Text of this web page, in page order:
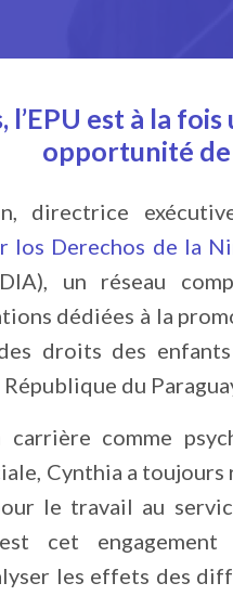
l’EPU est à la
opportunité
directrice
los Derechos de la
, un réseau
dédiées à la
droits des
République du
comme
Cynthia a toujours
le travail au
cet
les effets des